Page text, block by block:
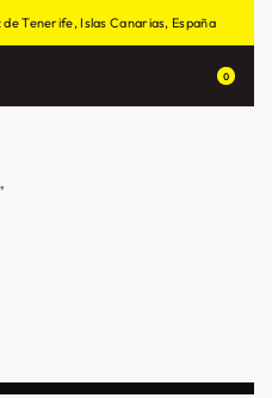
Tenerife, Islas Canarias, España
0